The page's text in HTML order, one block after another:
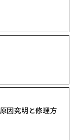
因究明と修理方